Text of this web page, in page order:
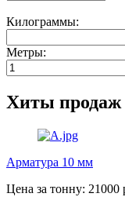
Килограммы:
Метры:
Хиты продаж
Арматура 10 мм
Цена за тонну: 21000